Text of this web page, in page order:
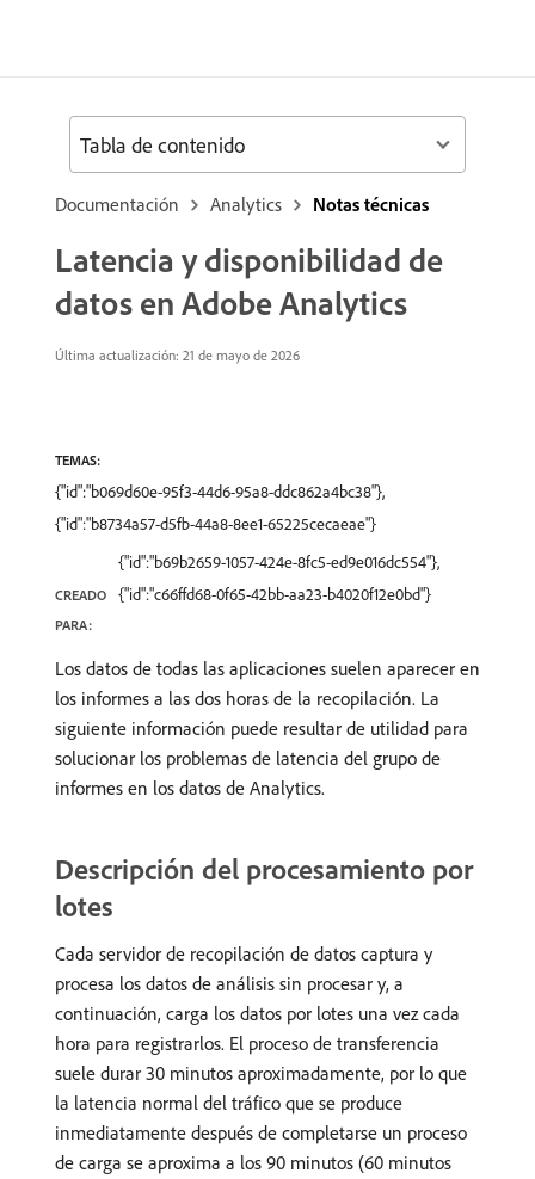
Documentación Analytics Notas técnicas
Latencia y disponibilidad de
datos en Adobe Analytics
Última actualización: 21 de mayo de 2026
TEMAS:
{"id":"b069d60e-95f3-44d6-95a8-ddc862a4bc38"},
{"id":"b8734a57-d5fb-44a8-8ee1-65225cecaeae"}
CREADO
PARA:
{"id":"b69b2659-1057-424e-8fc5-ed9e016dc554"},
{"id":"c66ffd68-0f65-42bb-aa23-b4020f12e0bd"}
Los datos de todas las aplicaciones suelen aparecer en
los informes a las dos horas de la recopilación. La
siguiente información puede resultar de utilidad para
solucionar los problemas de latencia del grupo de
informes en los datos de Analytics.
Descripción del procesamiento por
lotes
Cada servidor de recopilación de datos captura y
procesa los datos de análisis sin procesar y, a
continuación, carga los datos por lotes una vez cada
hora para registrarlos. El proceso de transferencia
suele durar 30 minutos aproximadamente, por lo que
la latencia normal del tráfico que se produce
inmediatamente después de completarse un proceso
de carga se aproxima a los 90 minutos (60 minutos
Tabla de contenido